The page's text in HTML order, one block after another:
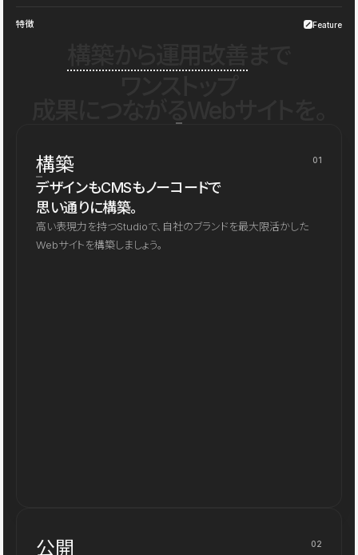
特徴 Feature
構築 01
デザインもCMSもノーコードで
思い通りに構築。
高い表現力を持つStudioで、自社のブランドを最大限活かした
Webサイトを構築しましょう。
公開 02